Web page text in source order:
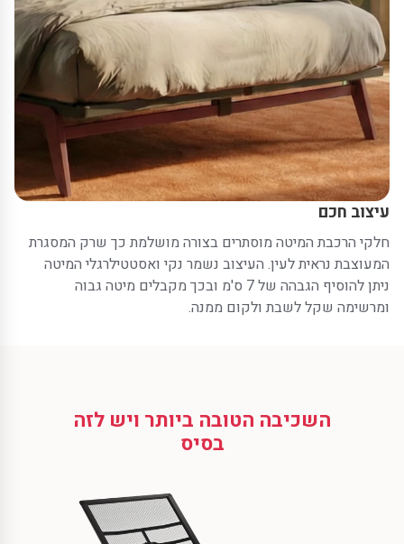
עיצוב חכם
חלקי הרכבת המיטה מוסתרים בצורה מושלמת כך שרק המסגרת
המעוצבת נראית לעין. העיצוב נשמר נקי ואסטטילרגלי המיטה
ניתן להוסיף הגבהה של 7 ס'מ ובכך מקבלים מיטה גבוה
ומרשימה שקל לשבת ולקום ממנה.
השכיבה הטובה ביותר ויש לזה
בסיס